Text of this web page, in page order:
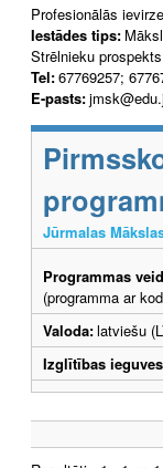
Profesionālās
Iestādes tips:
Strēlnieku
Tel:67769257;
E-pasts:
Jūrmalas
Programmas
(programma ar
Valoda:latviešu
Izglītības